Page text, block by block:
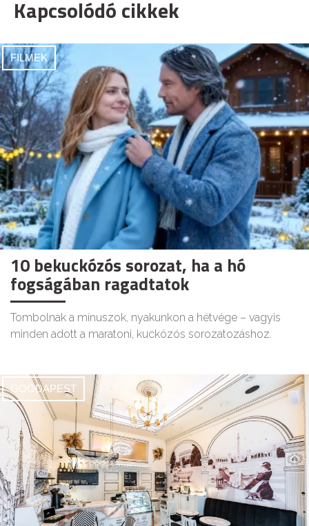
Kapcsolódó cikkek
FILMEK
10 bekuckózós sorozat, ha a hó
fogságában ragadtatok
Tombolnak a mínuszok, nyakunkon a hétvége – vagyis
minden adott a maratoni, kuckózós sorozatozáshoz.
GOODAPEST